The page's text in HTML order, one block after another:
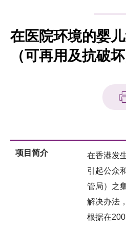
项目伙伴
活动及消息
在医院环境的婴
（可再用及抗破
项目简介
在香港发
引起公众
管局）之
解决办法
根据在